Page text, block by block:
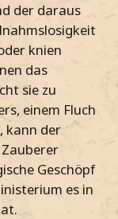
der daraus
knien
das
sie zu
einem Fluch
kann der
Geschöpf
es in